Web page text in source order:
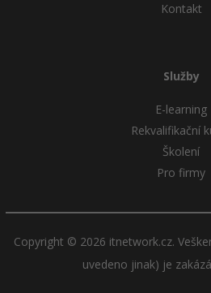
Kontakt
Služby
E-learning
Rekvalifikační
Školení
Pro firmy
Copyright © 2026 itnetwork.cz.
uvedeno jinak) je